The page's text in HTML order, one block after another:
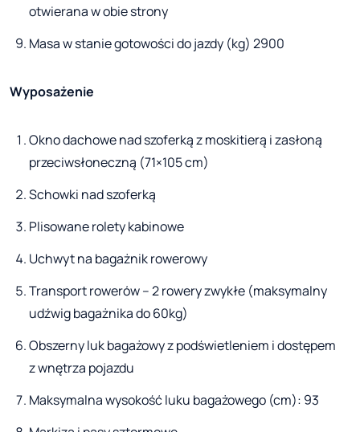
otwierana w obie strony
Masa w stanie gotowości do jazdy (kg) 2900
Wyposażenie
Okno dachowe nad szoferką z moskitierą i zasłoną
przeciwsłoneczną (71×105 cm)
Schowki nad szoferką
Plisowane rolety kabinowe
Uchwyt na bagażnik rowerowy
Transport rowerów – 2 rowery zwykłe (maksymalny
udźwig bagażnika do 60kg)
Obszerny luk bagażowy z podświetleniem i dostępem
z wnętrza pojazdu
Maksymalna wysokość luku bagażowego (cm): 93